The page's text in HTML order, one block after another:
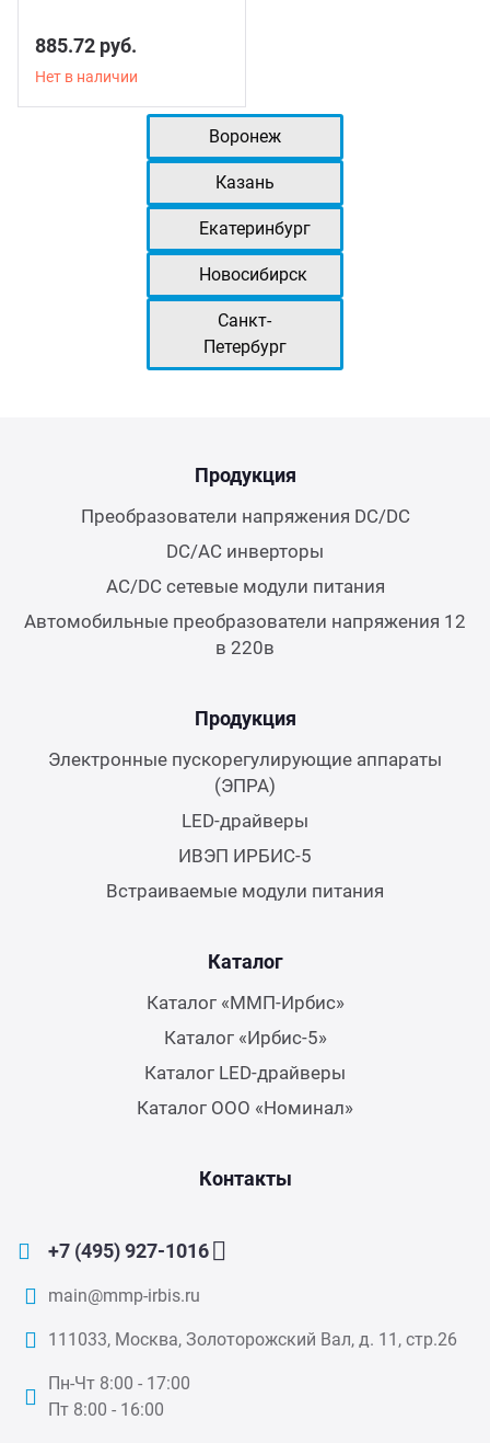
885.72 руб.
Нет в наличии
Воронеж
Казань
Екатеринбург
Новосибирск
Санкт-
Петербург
Продукция
Преобразователи напряжения DC/DC
DC/AC инверторы
AC/DC сетевые модули питания
Автомобильные преобразователи напряжения 12
в 220в
Продукция
Электронные пускорегулирующие аппараты
(ЭПРА)
LED-драйверы
ИВЭП ИРБИС-5
Встраиваемые модули питания
Каталог
Каталог «ММП-Ирбис»
Каталог «Ирбис-5»
Каталог LED-драйверы
Каталог ООО «Номинал»
Контакты
+7 (495) 927-1016
main@mmp-irbis.ru
111033, Москва, Золоторожский Вал, д. 11, стр.26
Пн-Чт 8:00 - 17:00
Пт 8:00 - 16:00